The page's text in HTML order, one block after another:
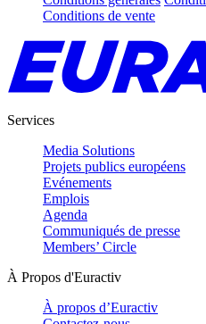
Conditions de vente
Services
Media Solutions
Projets publics européens
Evénements
Emplois
Agenda
Communiqués de presse
Members’ Circle
À Propos d'Euractiv
À propos d’Euractiv